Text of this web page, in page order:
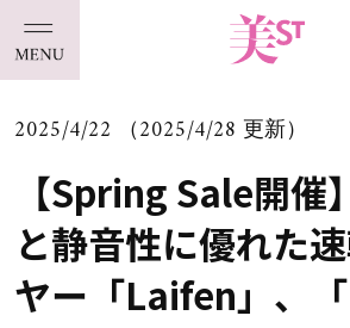
2025/4/22 （2025/4/28 更新）
【Spring Sale開催
と静音性に優れた
ヤー「Laifen」、